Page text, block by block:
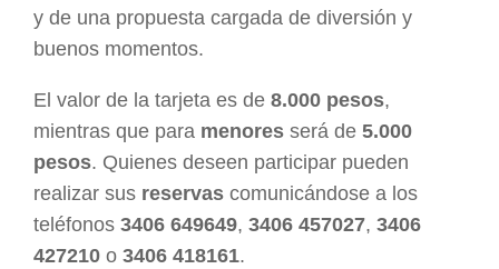
y de una propuesta cargada de diversión y
buenos momentos.
El valor de la tarjeta es de 8.000 pesos,
mientras que para menores será de 5.000
pesos. Quienes deseen participar pueden
realizar sus reservas comunicándose a los
teléfonos 3406 649649, 3406 457027, 3406
427210 o 3406 418161.